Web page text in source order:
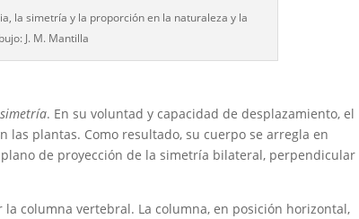
la simetría y la proporción en la naturaleza y la
J. M. Mantilla
simetría. En su voluntad y capacidad de desplazamiento, el
plantas. Como resultado, su cuerpo se arregla en
de proyección de la simetría bilateral, perpendicular
columna vertebral. La columna, en posición horizontal,